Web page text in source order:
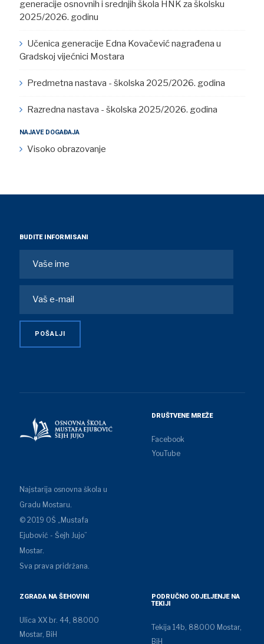
generacije osnovnih i srednjih škola HNK za školsku
2025/2026. godinu
Učenica generacije Edna Kovačević nagrađena u
Gradskoj vijećnici Mostara
Predmetna nastava - školska 2025/2026. godina
Razredna nastava - školska 2025/2026. godina
NAJAVE DOGAĐAJA
Visoko obrazovanje
BUDITE INFORMISANI
Najstarija osnovna škola u
Gradu Mostaru.
© 2019 OŠ „Mustafa
Ejubović - Šejh Jujo”
Mostar.
Sva prava pridržana.
DRUŠTVENE MREŽE
Facebook
YouTube
ZGRADA NA ŠEHOVINI
Ulica XX br. 44, 88000
Mostar, BiH
PODRUČNO ODJELJENJE NA
TEKIJI
Tekija 14b, 88000 Mostar,
BiH